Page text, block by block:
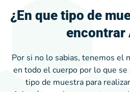
¿En que tipo de
encontrar
Por si no lo sabias, tenemos el
en todo el cuerpo por lo que
tipo de muestra para